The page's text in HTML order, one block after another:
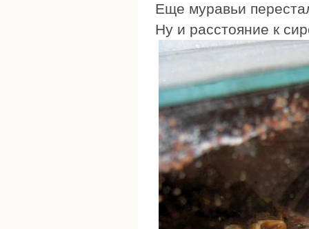
Еще муравьи
Ну и расстояние к